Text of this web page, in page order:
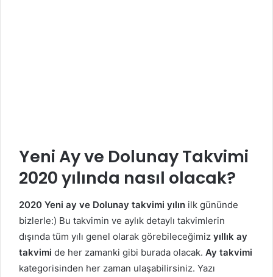
Yeni Ay ve Dolunay Takvimi
2020 yılında nasıl olacak?
2020 Yeni ay ve Dolunay takvimi yılın ilk gününde
bizlerle:) Bu takvimin ve aylık detaylı takvimlerin
dışında tüm yılı genel olarak görebileceğimiz yıllık ay
takvimi de her zamanki gibi burada olacak. Ay takvimi
kategorisinden her zaman ulaşabilirsiniz. Yazı